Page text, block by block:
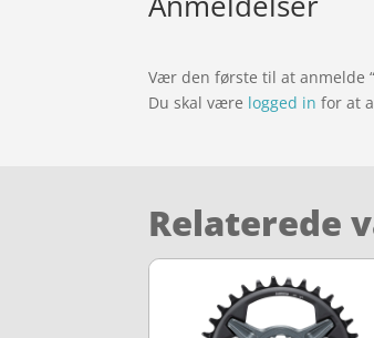
Vær den første til at anmelde
Du skal være logged in for at
Relaterede